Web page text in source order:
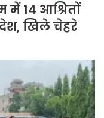
में 14 आश्रितों
खिले चेहरे